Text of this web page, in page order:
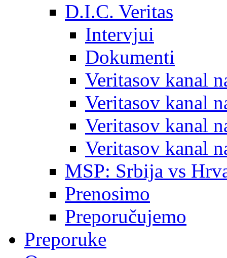
D.I.C. Veritas
Intervjui
Dokumenti
Veritasov kanal
Veritasov kanal
Veritasov kanal
Veritasov kanal
MSP: Srbija vs
Prenosimo
Preporučujemo
Preporuke